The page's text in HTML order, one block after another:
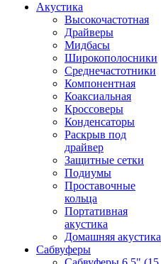
Акустика
Высокочастотная
Драйверы
Мидбасы
Широкополосники
Среднечастотники
Компонентная
Коаксиальная
Кроссоверы
Конденсаторы
Раскрыв под
драйвер
Защитные сетки
Подиумы
Проставочные
кольца
Портативная
акустика
Домашняя акустика
Сабвуферы